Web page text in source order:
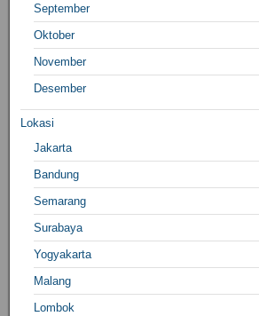
September
Oktober
November
Desember
Lokasi
Jakarta
Bandung
Semarang
Surabaya
Yogyakarta
Malang
Lombok